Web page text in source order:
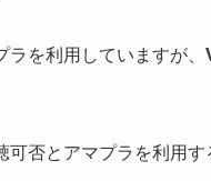
を利用していますが、
否とアマプラを利用